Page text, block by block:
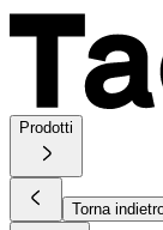
Prodotti
Torna